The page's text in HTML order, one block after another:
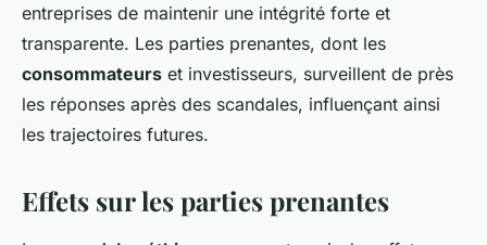
entreprises de maintenir une intégrité forte et
transparente. Les parties prenantes, dont les
consommateurs et investisseurs, surveillent de près
les réponses après des scandales, influençant ainsi
les trajectoires futures.
Effets sur les parties prenantes